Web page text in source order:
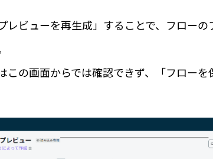
ビューを再生成」することで、フローの
の画面からでは確認できず、「フローを